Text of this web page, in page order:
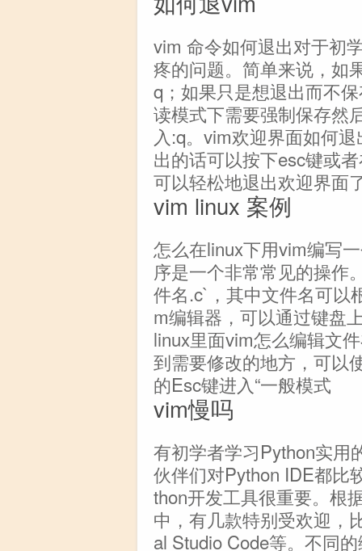
vim 命令如何退出对于初
疼的问题。简单来说，如
q；如果只是想退出而不
读模式下需要强制保存然
入:q。vim欢迎界面如何
出的话可以按下esc键或
可以轻松地退出欢迎界面
vim linux 案例
怎么在linux下用vim编写
序是一个非常常见的操作
件名.c`，其中文件名可以
m编辑器，可以通过键盘
linux里面vim怎么编辑文
到需要修改的地方，可以
的Esc键进入“一般模式
vim慢吗
有初学者学习Python实用
伙伴们对Python IDE都比
thon开发工具很重要。根
中，有几款特别受欢迎，
al Studio Code等。不同